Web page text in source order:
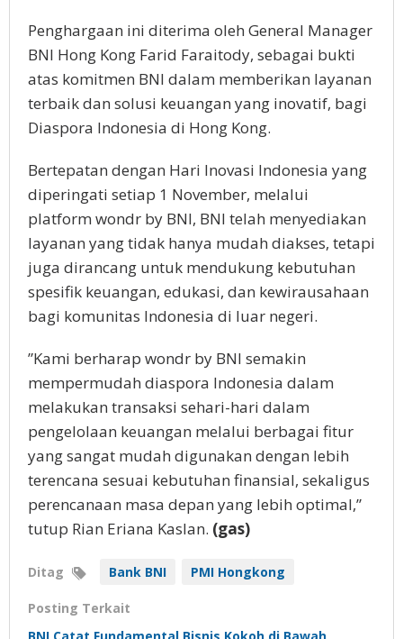
Penghargaan ini diterima oleh General Manager
BNI Hong Kong Farid Faraitody, sebagai bukti
atas komitmen BNI dalam memberikan layanan
terbaik dan solusi keuangan yang inovatif, bagi
Diaspora Indonesia di Hong Kong.
Bertepatan dengan Hari Inovasi Indonesia yang
diperingati setiap 1 November, melalui
platform wondr by BNI, BNI telah menyediakan
layanan yang tidak hanya mudah diakses, tetapi
juga dirancang untuk mendukung kebutuhan
spesifik keuangan, edukasi, dan kewirausahaan
bagi komunitas Indonesia di luar negeri.
”Kami berharap wondr by BNI semakin
mempermudah diaspora Indonesia dalam
melakukan transaksi sehari-hari dalam
pengelolaan keuangan melalui berbagai fitur
yang sangat mudah digunakan dengan lebih
terencana sesuai kebutuhan finansial, sekaligus
perencanaan masa depan yang lebih optimal,”
tutup Rian Eriana Kaslan. (gas)
Ditag Bank BNI PMI Hongkong
Posting Terkait